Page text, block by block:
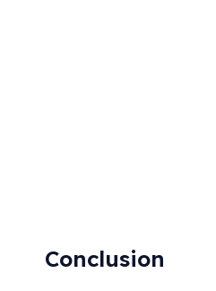
Conclusion